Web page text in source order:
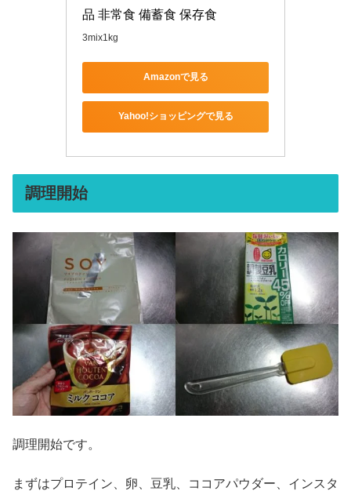
品 非常食 備蓄食 保存食
3mix1kg
Amazonで見る
Yahoo!ショッピングで見る
調理開始
調理開始です。
まずはプロテイン、卵、豆乳、ココアパウダー、インスタ